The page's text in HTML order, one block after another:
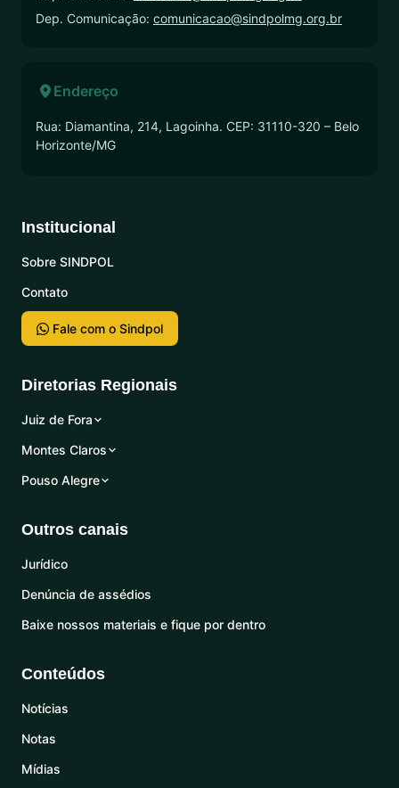
Dep. Comunicação: comunicacao@sindpolmg.org.br
Endereço
Rua: Diamantina, 214, Lagoinha. CEP: 31110-320 – Belo
Horizonte/MG
Institucional
Sobre SINDPOL
Contato
Fale com o Sindpol
Diretorias Regionais
Juiz de Fora
Montes Claros
Pouso Alegre
Outros canais
Jurídico
Denúncia de assédios
Baixe nossos materiais e fique por dentro
Conteúdos
Notícias
Notas
Mídias